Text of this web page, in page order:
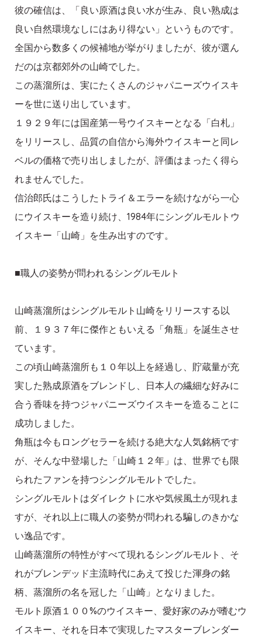
彼の確信は、「良い原酒は良い水が生み、良い熟成は
良い自然環境なしにはあり得ない」というものです。
全国から数多くの候補地が挙がりましたが、彼が選ん
だのは京都郊外の山崎でした。
この蒸溜所は、実にたくさんのジャパニーズウイスキ
ーを世に送り出しています。
１９２９年には国産第一号ウイスキーとなる「白札」
をリリースし、品質の自信から海外ウイスキーと同レ
ベルの価格で売り出しましたが、評価はまったく得ら
れませんでした。
信治郎氏はこうしたトライ＆エラーを続けながら一心
にウイスキーを造り続け、1984年にシングルモルトウ
イスキー「山崎」を生み出すのです。
■職人の姿勢が問われるシングルモルト
山崎蒸溜所はシングルモルト山崎をリリースする以
前、１９３７年に傑作ともいえる「角瓶」を誕生させ
ています。
この頃山崎蒸溜所も１０年以上を経過し、貯蔵量が充
実した熟成原酒をブレンドし、日本人の繊細な好みに
合う香味を持つジャパニーズウイスキーを造ることに
成功しました。
角瓶は今もロングセラーを続ける絶大な人気銘柄です
が、そんな中登場した「山崎１２年」は、世界でも限
られたファンを持つシングルモルトでした。
シングルモルトはダイレクトに水や気候風土が現れま
すが、それ以上に職人の姿勢が問われる騙しのきかな
い逸品です。
山崎蒸溜所の特性がすべて現れるシングルモルト、そ
れがブレンデッド主流時代にあえて投じた渾身の銘
柄、蒸溜所の名を冠した「山崎」となりました。
モルト原酒１００%のウイスキー、愛好家のみが嗜むウ
イスキー、それを日本で実現したマスターブレンダー